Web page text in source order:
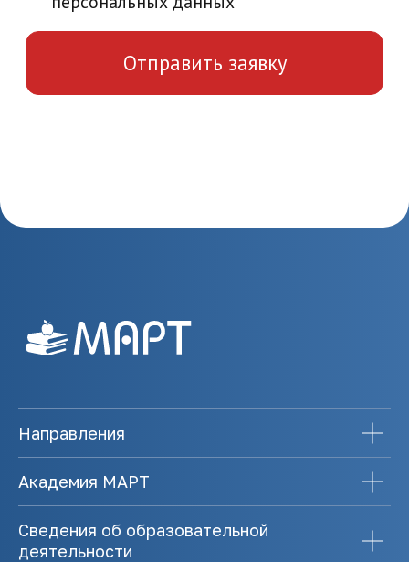
Направления
Академия МАРТ
Сведения об образовательной
деятельности